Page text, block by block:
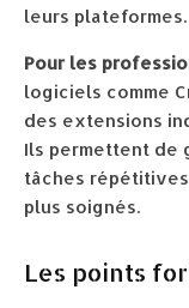
leurs plateformes.
Pour les
logiciels comme
des extensions
Ils permettent de
tâches
plus soignés.
Les points